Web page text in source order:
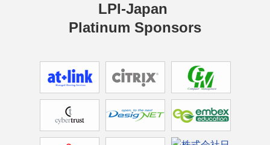
LPI-Japan
Platinum Sponsors